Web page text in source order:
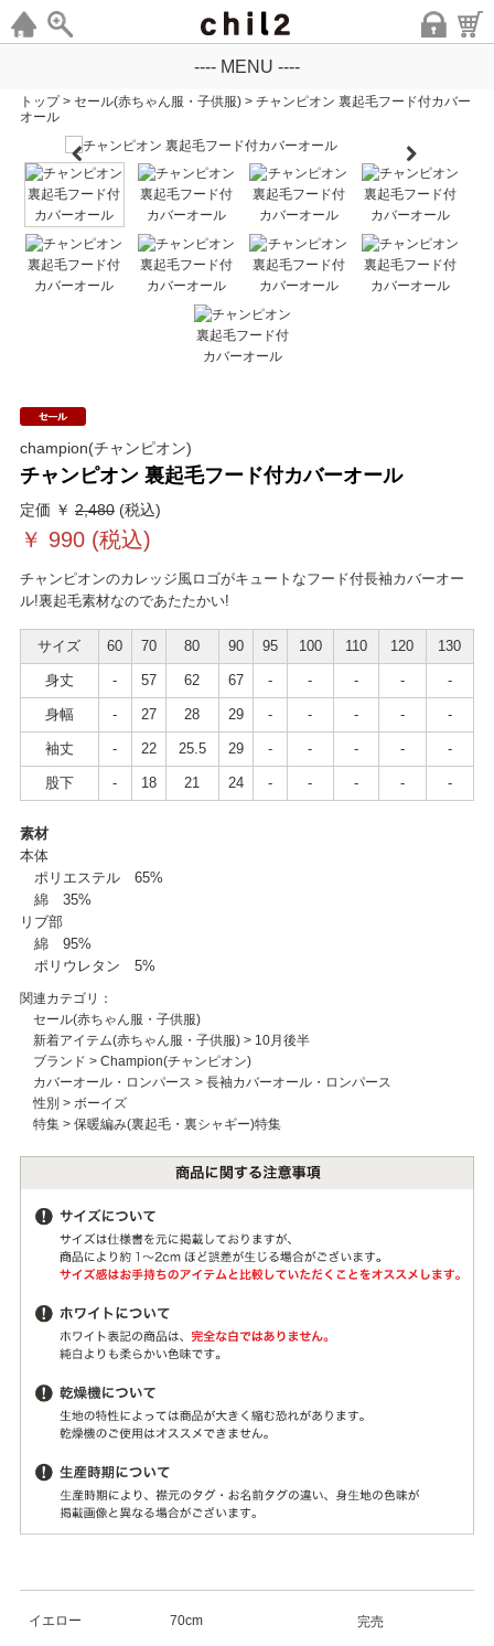
---- MENU ----
トップ > セール(赤ちゃん服・子供服) > チャンピオン 裏起毛フード付カバー
オール
champion(チャンピオン)
チャンピオン 裏起毛フード付カバーオール
定価 ￥ 2,480(税込)
￥ 990(税込)
チャンピオンのカレッジ風ロゴがキュートなフード付長袖カバーオー
ル!裏起毛素材なのであたたかい!
サイズ 60 70 80 90 95 100 110 120 130
身丈 - 57 62 67 - - - - -
身幅 - 27 28 29 - - - - -
袖丈 - 22 25.5 29 - - - - -
股下 - 18 21 24 - - - - -
素材
本体
ポリエステル 65%
綿 35%
リブ部
綿 95%
ポリウレタン 5%
関連カテゴリ：
セール(赤ちゃん服・子供服)
新着アイテム(赤ちゃん服・子供服)> 10月後半
ブランド > Champion(チャンピオン)
カバーオール・ロンパース > 長袖カバーオール・ロンパース
性別 > ボーイズ
特集> 保暖編み(裏起毛・裏シャギー)特集
イエロー 70cm 完売